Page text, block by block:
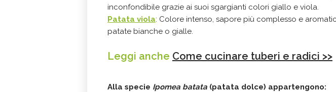
inconfondibile grazie ai suoi sgargianti colori giallo e viola.
Patata viola: Colore intenso, sapore più complesso e
patate bianche o gialle.
Leggi anche Come cucinare tuberi e radici >>
Alla specie Ipomea batata (patata dolce) appartengono: